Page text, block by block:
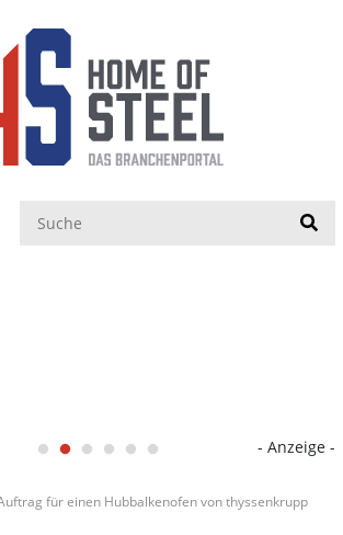
- Anzeige -
für einen Hubbalkenofen von thyssenkrupp